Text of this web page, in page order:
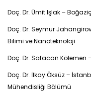
Doç. Dr. Ümit Işlak –
Doç. Dr. Seymur
Bilimi ve Nanoteknoloji
Doç. Dr. Safacan Kölemen
Doç. Dr. İlkay Öksüz –
Mühendisliği Bölümü